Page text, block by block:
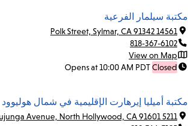
مكتبة سيلمار الفرعية
14561 Polk Street, Sylmar, CA 91342
818-367-6102
View on Map
Closed
Opens at 10:00 AM PDT
مكتبة أميليا إيرهارت الإقليمية في شمال هوليوود
5211 Tujunga Avenue, North Hollywood, CA 91601